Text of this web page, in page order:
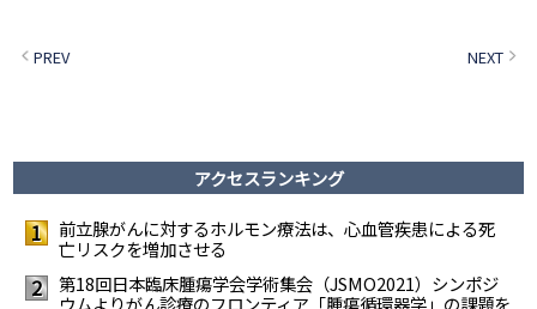
PREV NEXT
アクセスランキング
1
前立腺がんに対するホルモン療法は、心血管疾患による死
亡リスクを増加させる
2
第18回日本臨床腫瘍学会学術集会（JSMO2021）シンポジ